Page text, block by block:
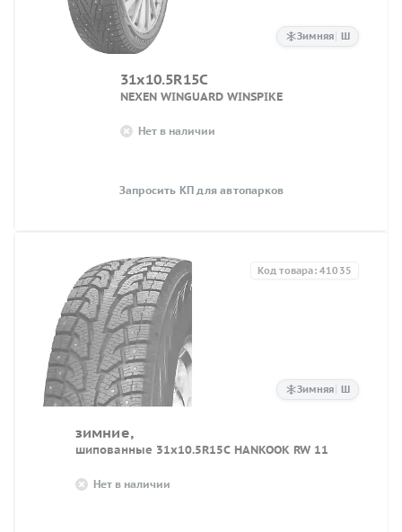
Зимняя Ш
31x10.5R15C
NEXEN WINGUARD WINSPIKE
Нет в наличии
Запросить КП для автопарков
Зимняя Ш
Код товара: 41035
зимние,
шипованные 31x10.5R15C HANKOOK RW 11
Нет в наличии